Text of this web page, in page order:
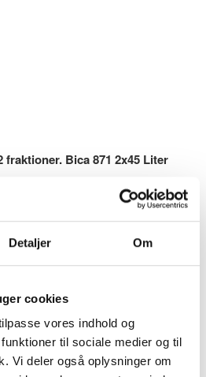
Detaljer Om
cookies
vores indhold og
til sociale medier og til
Vi deler også oplysninger om
Bica 871 2x45 Liter
BICA-serien er perfekt til
design gør det muligt at
i samme S26 serie da de
højde. Så hvis man ønsker at
kan man altid udbygge
funktion, er tømningen
Den robuste poseholder gør
end bare en skraldespand - den